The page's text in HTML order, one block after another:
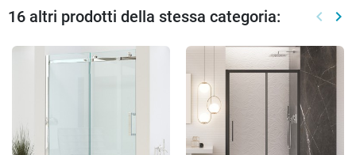
16 altri prodotti della stessa categoria: keyboard_arrow_left keyboard_arrow_right